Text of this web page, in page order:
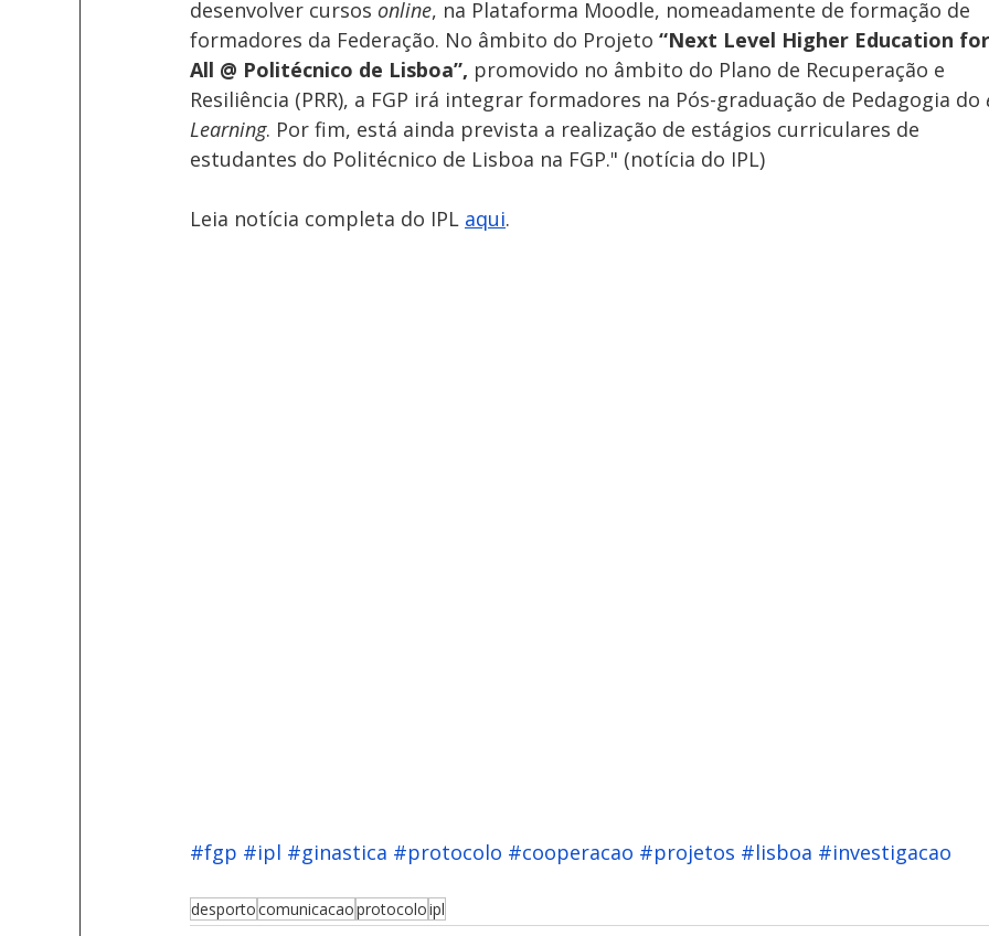
desenvolver cursos online, na Plataforma Moodle, nomeadamente de formação de
formadores da Federação. No âmbito do Projeto “Next Level Higher Education
All @ Politécnico de Lisboa”, promovido no âmbito do Plano de Recuperação e
Resiliência (PRR), a FGP irá integrar formadores na Pós-graduação de Pedagogia do
Learning. Por fim, está ainda prevista a realização de estágios curriculares de
estudantes do Politécnico de Lisboa na FGP." (notícia do IPL)
Leia notícia completa do IPL aqui.
#fgp #ipl #ginastica #protocolo #cooperacao #projetos #lisboa #investigacao
desportocomunicacaoprotocoloipl